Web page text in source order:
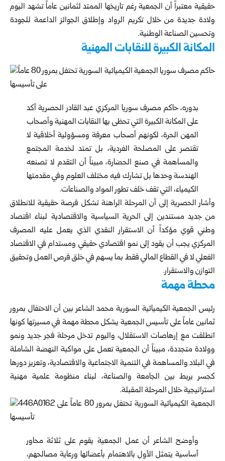
حقيقية معتبراً أن الجمعية رغم تاريخها الممتد لثمانين عاماً تشهد اليوم
ولادة جديدة من خلال تكريم الرواد وإطلاق الجوائز الداعمة للجودة
وتحسين الصناعة الوطنية.
المكانة الكبيرة للنقابات المهنية
بدوره، حاكم مصرف سوريا المركزي عبد القادر الحصرية أكد
على المكانة الكبيرة التي تحظى بها النقابات المهنية وأصحاب
المهن الحرة، لكونهم أصحاب معرفة ومسؤولية أخلاقية لا
تقتصر على المصلحة الفردية، بل تمتد لخدمة المجتمع
والمساهمة في صنع الحضارة، مبيناً أن التقدم لا تصنعه
الهندسة وحدها بل تشارك فيه مختلف العلوم وفي مقدمتها
الكيمياء، التي تقف خلف تطور المواد والصناعات.
وأشار الحصرية إلى أن المرحلة الراهنة تشكل فرصة حقيقية للانطلاق
من جديد مستندين إلى الحرية السياسية والاقتصادية لبناء اقتصاد
وطني قوي مؤكداً أن الاستقرار النقدي الذي يعمل عليه المصرف
المركزي يجب أن يقود إلى نمو اقتصادي حقيقي ومستدام في الاقتصاد
الفعلي لا في القطاع المالي فقط بما يسهم في خلق فرص العمل وتحقيق
التوازن والاستقرار.
محطة مهمة
رئيس الجمعية الكيميائية السورية محمد الشاعر بين أن الاحتفال بمرور
ثمانين عاماً على تأسيس الجمعية يشكل محطة مهمة في مسيرتها كونها
انطلقت مع إرهاصات الاستقلال، واليوم تدخل مرحلة فجر جديد ونمو
وولادة متجددة، مبيناً أن الجمعية تعمل على مواكبة النهضة الشاملة
في البلاد والمساهمة في التنمية الاجتماعية والاقتصادية، وتعزيز دورها
كجسر يربط بين الجامعة والصناعة، لبناء منظومة علمية مهنية
استراتيجية خلال المرحلة المقبلة.
وأوضح الشاعر أن عمل الجمعية يقوم على ثلاثة محاور
أساسية يتمثل الأول بالاهتمام بأعضائها ورعاية مصالحهم،